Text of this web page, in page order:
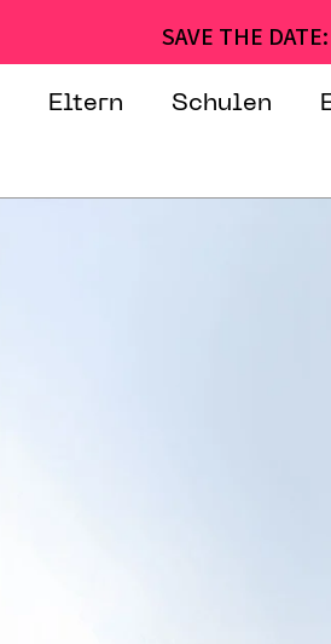
SAVE THE
Eltern Schulen